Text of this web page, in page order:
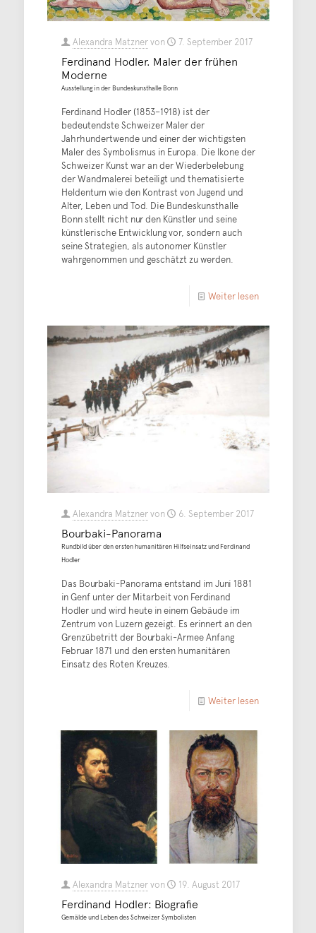
Alexandra Matznervon 7. September 2017
Ferdinand Hodler. Maler der frühen
Moderne
Ausstellung in der Bundeskunsthalle Bonn
Ferdinand Hodler (1853–1918) ist der
bedeutendste Schweizer Maler der
Jahrhundertwende und einer der wichtigsten
Maler des Symbolismus in Europa. Die Ikone der
Schweizer Kunst war an der Wiederbelebung
der Wandmalerei beteiligt und thematisierte
Heldentum wie den Kontrast von Jugend und
Alter, Leben und Tod. Die Bundeskunsthalle
Bonn stellt nicht nur den Künstler und seine
künstlerische Entwicklung vor, sondern auch
seine Strategien, als autonomer Künstler
wahrgenommen und geschätzt zu werden.
Weiter lesen
Alexandra Matznervon 6. September 2017
Bourbaki-Panorama
Rundbild über den ersten humanitären Hilfseinsatz und Ferdinand
Hodler
Das Bourbaki-Panorama entstand im Juni 1881
in Genf unter der Mitarbeit von Ferdinand
Hodler und wird heute in einem Gebäude im
Zentrum von Luzern gezeigt. Es erinnert an den
Grenzübetritt der Bourbaki-Armee Anfang
Februar 1871 und den ersten humanitären
Einsatz des Roten Kreuzes.
Weiter lesen
Alexandra Matznervon 19. August 2017
Ferdinand Hodler: Biografie
Gemälde und Leben des Schweizer Symbolisten